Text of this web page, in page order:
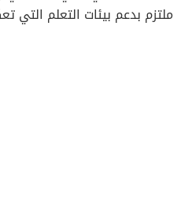
ملتزم بدعم بيئات التعلم التي